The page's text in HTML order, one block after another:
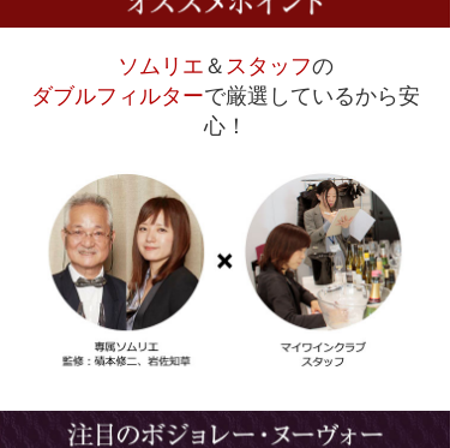
ソムリエ ＆ スタッフの
ダブルフィルターで厳選しているから安
心！